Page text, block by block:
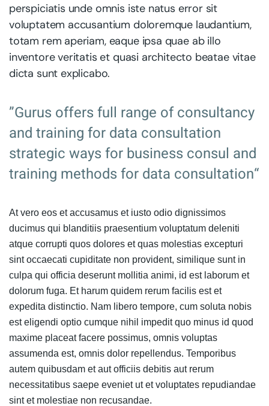
perspiciatis unde omnis iste natus error sit
voluptatem accusantium doloremque laudantium,
totam rem aperiam, eaque ipsa quae ab illo
inventore veritatis et quasi architecto beatae vitae
dicta sunt explicabo.
”Gurus offers full range of consultancy
and training for data consultation
strategic ways for business consul and
training methods for data consultation“
At vero eos et accusamus et iusto odio dignissimos
ducimus qui blanditiis praesentium voluptatum deleniti
atque corrupti quos dolores et quas molestias excepturi
sint occaecati cupiditate non provident, similique sunt in
culpa qui officia deserunt mollitia animi, id est laborum et
dolorum fuga. Et harum quidem rerum facilis est et
expedita distinctio. Nam libero tempore, cum soluta nobis
est eligendi optio cumque nihil impedit quo minus id quod
maxime placeat facere possimus, omnis voluptas
assumenda est, omnis dolor repellendus. Temporibus
autem quibusdam et aut officiis debitis aut rerum
necessitatibus saepe eveniet ut et voluptates repudiandae
sint et molestiae non recusandae.